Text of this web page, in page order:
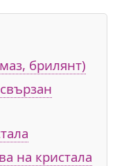
брилянт)
на кристала